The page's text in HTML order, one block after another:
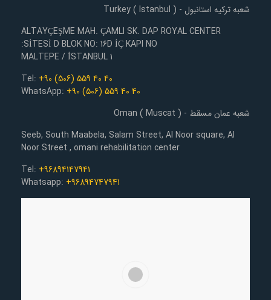
شعبه ترکیه استانبول - Turkey ( Istanbul )
ALTAYÇEŞME MAH. ÇAMLI SK. DAP ROYAL CENTER
SİTESİ D BLOK NO: 16D İÇ KAPI NO:
1 MALTEPE / İSTANBUL
Tel: +90 (506) 559 40 40
WhatsApp: +90 (506) 559 40 40
شعبه عمان مسقط - Oman ( Muscat )
Seeb, South Maabela, Salam Street, Al Noor square, Al
Noor Street , omani rehabilitation center
Tel: +96894147941
Whatsapp: +96894747941